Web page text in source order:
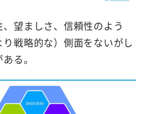
、望ましさ、信頼性のよう
戦略的な）側面をないがし
る。